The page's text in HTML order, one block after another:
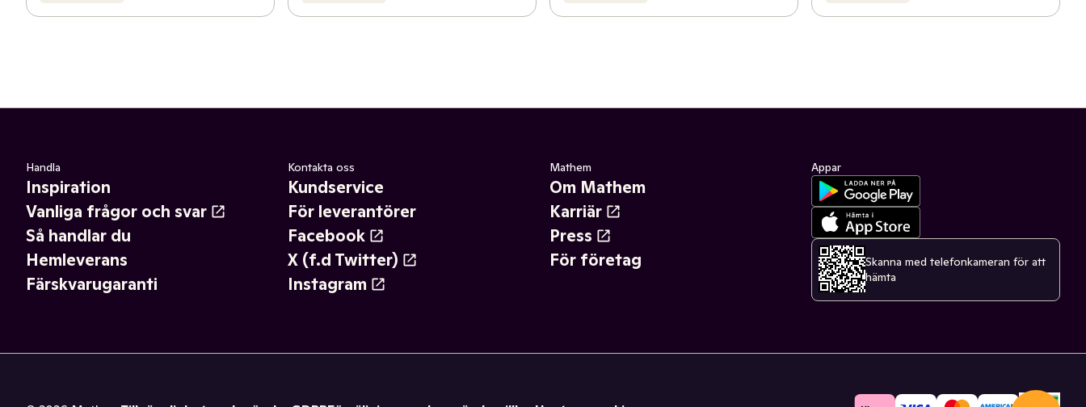
Handla
Inspiration
Vanliga frågor och svar
Så handlar du
Hemleverans
Färskvarugaranti
Kontakta oss
Kundservice
För leverantörer
Facebook
X (f.d Twitter)
Instagram
Mathem
Om Mathem
Karriär
Press
För företag
Appar
Skanna med telefonkameran för att
hämta